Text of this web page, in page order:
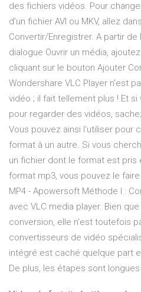
des fichiers vidéos. Pour
d’un fichier AVI ou MKV, allez
Convertir/Enregistrer. A partir de
dialogue Ouvrir un média,
cliquant sur le bouton Ajouter
Wondershare VLC Player n'est
vidéo ; il fait tellement plus ! Et
pour regarder des vidéos,
Vous pouvez ainsi l'utiliser pour
format à un autre. Si vous
un fichier dont le format est pris
format mp3, vous pouvez le
MP4 - Apowersoft Méthode I :
avec VLC media player. Bien
conversion, elle n’est toutefois
convertisseurs de vidéo
intégré est caché quelque part
De plus, les étapes sont